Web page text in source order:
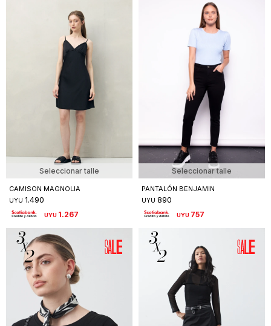
Seleccionar talle
CAMISON MAGNOLIA
UYU 1.490
UYU 1.267
Seleccionar talle
PANTALÓN BENJAMIN
UYU 890
UYU 757